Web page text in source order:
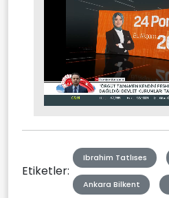
Mute Stream
Etiketler:
Ibrahim Tatlıses
Ankara Bilkent